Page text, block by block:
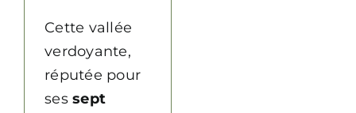
Cette vallée
verdoyante,
réputée pour
sessept